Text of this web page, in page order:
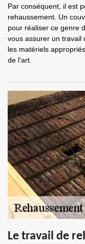
Par conséquent, il est
rehaussement. Un
pour réaliser ce genre
vous assurer un travail
les matériels
de l'art.
Le travail de